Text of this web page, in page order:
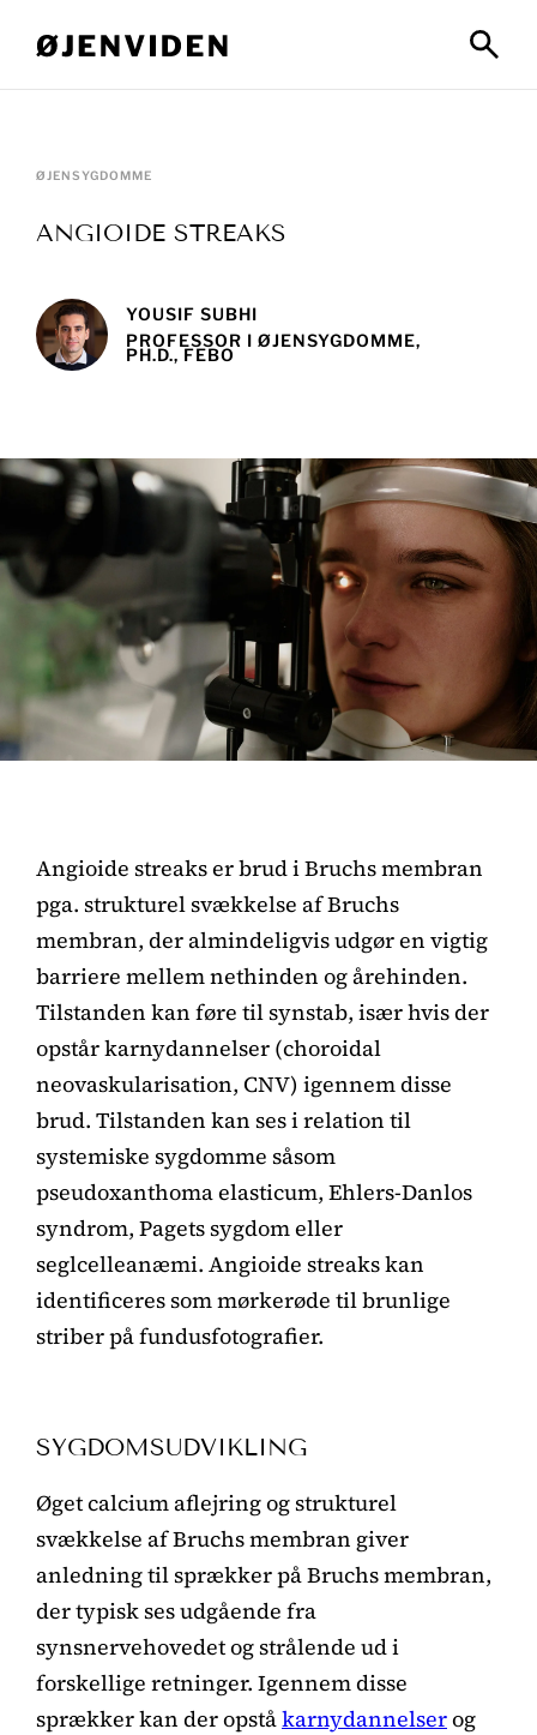
ØJENSYGDOMME
ANGIOIDE STREAKS
YOUSIF SUBHI
PROFESSOR I ØJENSYGDOMME,
PH.D., FEBO
Angioide streaks er brud i Bruchs membran
pga. strukturel svækkelse af Bruchs
membran, der almindeligvis udgør en vigtig
barriere mellem nethinden og årehinden.
Tilstanden kan føre til synstab, især hvis der
opstår karnydannelser (choroidal
neovaskularisation, CNV) igennem disse
brud. Tilstanden kan ses i relation til
systemiske sygdomme såsom
pseudoxanthoma elasticum, Ehlers-Danlos
syndrom, Pagets sygdom eller
seglcelleanæmi. Angioide streaks kan
identificeres som mørkerøde til brunlige
striber på fundusfotografier.
SYGDOMSUDVIKLING
Øget calcium aflejring og strukturel
svækkelse af Bruchs membran giver
anledning til sprækker på Bruchs membran,
der typisk ses udgående fra
synsnervehovedet og strålende ud i
forskellige retninger. Igennem disse
sprækker kan der opståkarnydannelserog